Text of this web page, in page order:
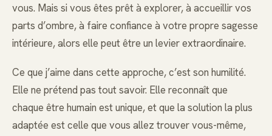
vous. Mais si vous êtes prêt à explorer, à accueillir vos
parts d’ombre, à faire confiance à votre propre sagesse
intérieure, alors elle peut être un levier extraordinaire.
Ce que j’aime dans cette approche, c’est son humilité.
Elle ne prétend pas tout savoir. Elle reconnaît que
chaque être humain est unique, et que la solution la plus
adaptée est celle que vous allez trouver vous-même,